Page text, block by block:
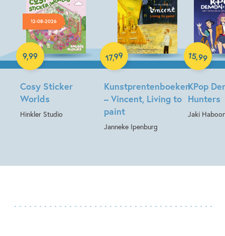
12-08-2026
Cosy Sticker
Worlds
Hinkler Studio
9,99
Paperback
Kunstprentenboeken
– Vincent, Living to
paint
Janneke Ipenburg
17,99
Hardcover
KPop
Hunters
Jaki
15,99
Paperback